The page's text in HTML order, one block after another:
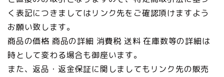
く表記につきましてはリンク先をご確認頂けますよう
お願い致します。
商品の価格 商品の詳細 消費税 送料 在庫数等の詳細は
時として変わる場合も御座います。
また、返品・返金保証に関しましてもリンク先の販売